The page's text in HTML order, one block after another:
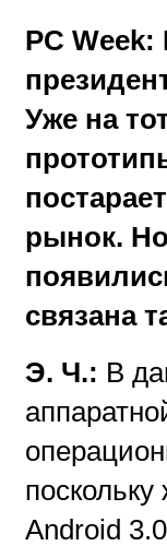
PC
Уже на
рынок.
связана
Э. Ч.: В
Android